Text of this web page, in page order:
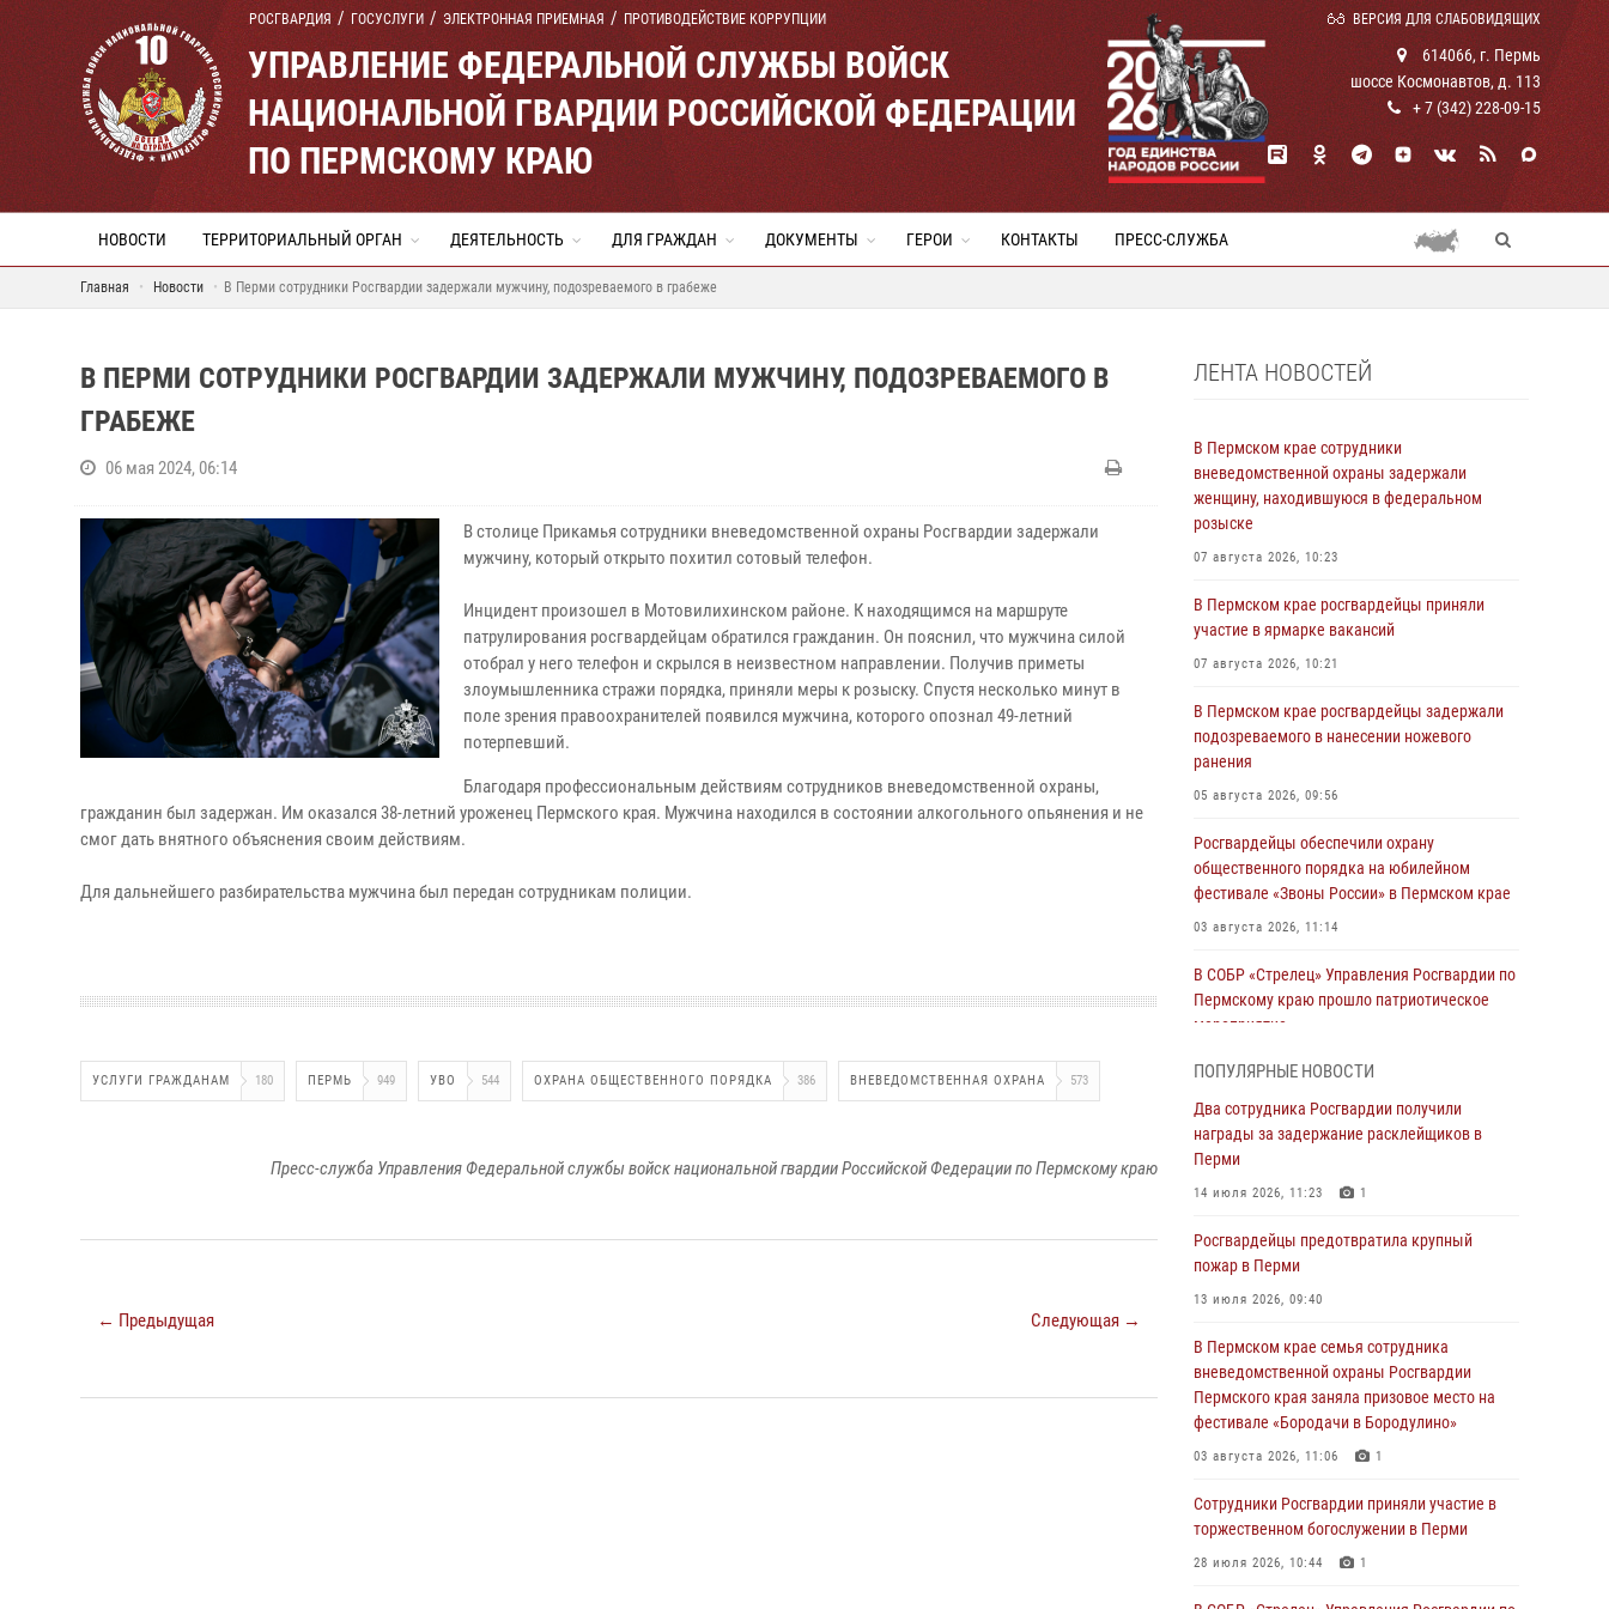
РОСГВАРДИЯ ГОСУСЛУГИ ЭЛЕКТРОННАЯ ПРИЕМНАЯ ПРОТИВОДЕЙСТВИЕ КОРРУПЦИИ ВЕРСИЯ ДЛЯ СЛАБОВИДЯЩИХ
УПРАВЛЕНИЕ ФЕДЕРАЛЬНОЙ СЛУЖБЫ ВОЙСК
НАЦИОНАЛЬНОЙ ГВАРДИИ РОССИЙСКОЙ ФЕДЕРАЦИИ
ПО ПЕРМСКОМУ КРАЮ
614066, г. Пермь
шоссе Космонавтов, д. 113
+ 7 (342) 228-09-15
НОВОСТИ ТЕРРИТОРИАЛЬНЫЙ ОРГАН ДЕЯТЕЛЬНОСТЬ ДЛЯ ГРАЖДАН ДОКУМЕНТЫ ГЕРОИ КОНТАКТЫ ПРЕСС-СЛУЖБА
Главная Новости В Перми сотрудники Росгвардии задержали мужчину, подозреваемого в грабеже
В ПЕРМИ СОТРУДНИКИ РОСГВАРДИИ ЗАДЕРЖАЛИ МУЖЧИНУ, ПОДОЗРЕВАЕМОГО В
ГРАБЕЖЕ
06 мая 2024, 06:14
В столице Прикамья сотрудники вневедомственной охраны Росгвардии задержали
мужчину, который открыто похитил сотовый телефон.
Инцидент произошел в Мотовилихинском районе. К находящимся на маршруте
патрулирования росгвардейцам обратился гражданин. Он пояснил, что мужчина силой
отобрал у него телефон и скрылся в неизвестном направлении. Получив приметы
злоумышленника стражи порядка, приняли меры к розыску. Спустя несколько минут в
поле зрения правоохранителей появился мужчина, которого опознал 49-летний
потерпевший.
Благодаря профессиональным действиям сотрудников вневедомственной охраны,
гражданин был задержан. Им оказался 38-летний уроженец Пермского края. Мужчина находился в состоянии алкогольного опьянения и не
смог дать внятного объяснения своим действиям.
Для дальнейшего разбирательства мужчина был передан сотрудникам полиции.
УСЛУГИ ГРАЖДАНАМ 180 ПЕРМЬ 949 УВО 544 ОХРАНА ОБЩЕСТВЕННОГО ПОРЯДКА 386 ВНЕВЕДОМСТВЕННАЯ ОХРАНА 573
Пресс-служба Управления Федеральной службы войск национальной гвардии Российской Федерации по Пермскому краю
← Предыдущая Следующая →
ЛЕНТА НОВОСТЕЙ
В Пермском крае сотрудники
вневедомственной охраны задержали
женщину, находившуюся в федеральном
розыске
07 августа 2026, 10:23
В Пермском крае росгвардейцы приняли
участие в ярмарке вакансий
07 августа 2026, 10:21
В Пермском крае росгвардейцы задержали
подозреваемого в нанесении ножевого
ранения
05 августа 2026, 09:56
Росгвардейцы обеспечили охрану
общественного порядка на юбилейном
фестивале «Звоны России» в Пермском крае
03 августа 2026, 11:14
В СОБР «Стрелец» Управления Росгвардии по
Пермскому краю прошло патриотическое
мероприятие
В Пермском крае семья сотрудника
вневедомственной охраны Росгвардии
Пермского края заняла призовое место на
фестивале «Бородачи в Бородулино»
В Пермском крае росгвардейцы провели
Росгвардеец спас тонущую женщину в
Пермском крае
30 июля 2026, 05:19
торжественном богослужении в Перми
28 июля 2026, 10:44 1
ПОПУЛЯРНЫЕ НОВОСТИ
Два сотрудника Росгвардии получили
награды за задержание расклейщиков в
Перми
14 июля 2026, 11:23 1
Росгвардейцы предотвратила крупный
пожар в Перми
13 июля 2026, 09:40
В Пермском крае семья сотрудника
вневедомственной охраны Росгвардии
Пермского края заняла призовое место на
фестивале «Бородачи в Бородулино»
03 августа 2026, 11:06 1
Сотрудники Росгвардии приняли участие в
торжественном богослужении в Перми
28 июля 2026, 10:44 1